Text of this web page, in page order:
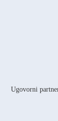
Ugovorni